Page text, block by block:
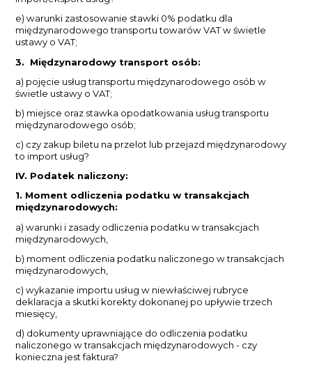
e) warunki zastosowanie stawki 0% podatku dla
międzynarodowego transportu towarów VAT w świetle
ustawy o VAT;
3. Międzynarodowy transport osób:
a) pojęcie usług transportu międzynarodowego osób w
świetle ustawy o VAT;
b) miejsce oraz stawka opodatkowania usług transportu
międzynarodowego osób;
c) czy zakup biletu na przelot lub przejazd międzynarodowy
to import usług?
IV. Podatek naliczony:
1. Moment odliczenia podatku w transakcjach
międzynarodowych:
a) warunki i zasady odliczenia podatku w transakcjach
międzynarodowych,
b) moment odliczenia podatku naliczonego w transakcjach
międzynarodowych,
c) wykazanie importu usług w niewłaściwej rubryce
deklaracja a skutki korekty dokonanej po upływie trzech
miesięcy,
d) dokumenty uprawniające do odliczenia podatku
naliczonego w transakcjach międzynarodowych - czy
konieczna jest faktura?